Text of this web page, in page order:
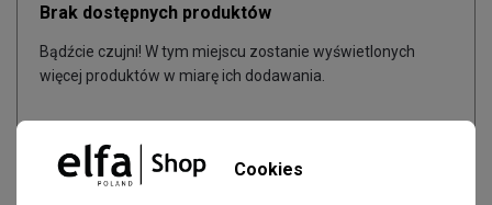
Brak dostępnych produktów
Bądźcie czujni! W tym miejscu zostanie wyświetlonych
więcej produktów w miarę ich dodawania.
Cookies